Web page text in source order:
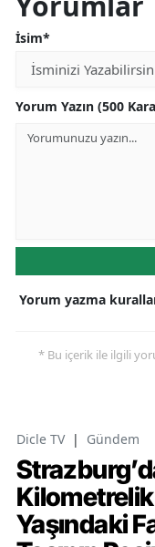
İsim*
Yorum Yazın (500
Yorum yazma
* Bu içerik ile ilgili
Dicle TV | Gündem
Yaşındaki